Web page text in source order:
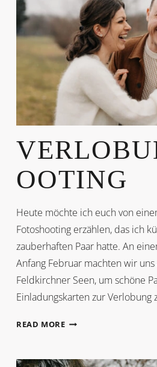
OOTING
Heute möchte ich euch von
Fotoshooting erzählen, das ich
zauberhaften Paar hatte. An
Anfang Februar machten wir
Feldkirchner Seen, um schöne
Einladungskarten zur Verlobung
READ MORE